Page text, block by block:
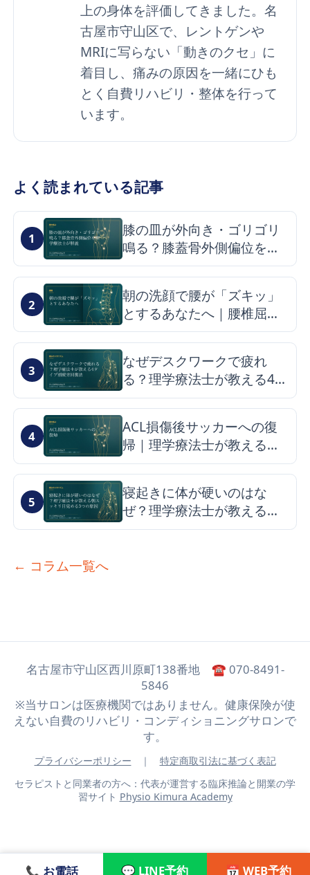
上の身体を評価してきました。名
古屋市守山区で、レントゲンや
MRIに写らない「動きのクセ」に
着目し、痛みの原因を一緒にひも
とく自費リハビリ・整体を行って
います。
よく読まれている記事
1
膝の皿が外向き・ゴリゴリ
鳴る？膝蓋骨外側偏位を理
学療法士が解説
2
朝の洗顔で腰が「ズキッ」
とするあなたへ｜腰椎屈曲
症候群の仕組みと改善のヒ
ント
3
なぜデスクワークで疲れ
る？理学療法士が教える4タ
イプ別疲労回復法
4
ACL損傷後サッカーへの復
帰｜理学療法士が教える最
短ロードマップと再発予防
5
寝起きに体が硬いのはな
ぜ？理学療法士が教える朝
スッキリ目覚める3つの原因
← コラム一覧へ
名古屋市守山区西川原町138番地 ☎ 070-8491-
5846
※当サロンは医療機関ではありません。健康保険が使
えない自費のリハビリ・コンディショニングサロンで
す。
プライバシーポリシー ｜
特定商取引法に基づく表記
セラピストと同業者の方へ：代表が運営する臨床推論と開業の学
習サイト Physio Kimura Academy
📞 お電話 💬 LINE予約 📅 WEB予約